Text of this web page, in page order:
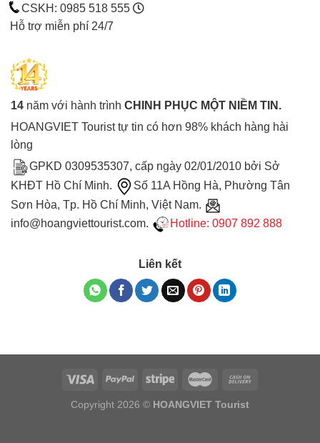
CSKH: 0985 518 555
Hỗ trợ miễn phí 24/7
14 năm với hành trình CHINH PHỤC MỘT NIỀM TIN.
HOANGVIET Tourist tự tin có hơn 98% khách hàng hài
lòng
GPKD 0309535307, cấp ngày 02/01/2010 bởi Sở
KHĐT Hồ Chí Minh.
Số 11A Hồng Hà, Phường Tân
Sơn Hòa, Tp. Hồ Chí Minh, Việt Nam.
info@hoangviettourist.com.
Hotline: 0907 892 888
Liên kết
Copyright 2026 © HOANGVIET Tourist